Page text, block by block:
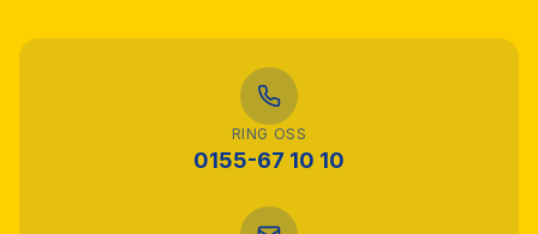
RING OSS
0155-67 10 10